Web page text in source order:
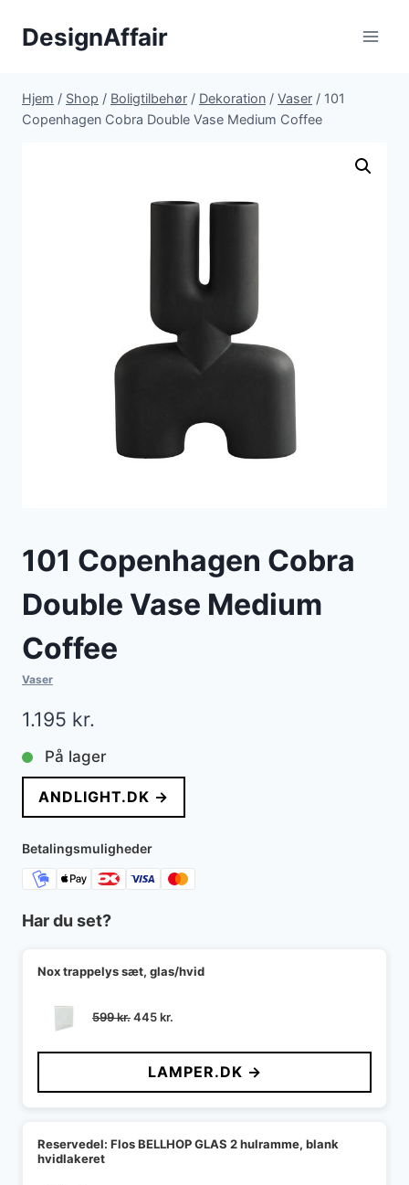
DesignAffair
Hjem / Shop / Boligtilbehør / Dekoration / Vaser / 101
Copenhagen Cobra Double Vase Medium Coffee
101 Copenhagen Cobra
Double Vase Medium
Coffee
Vaser
1.195 kr.
På lager
ANDLIGHT.DK →
Betalingsmuligheder
Har du set?
Nox trappelys sæt, glas/hvid
599kr.Den
pris
var:
599 kr..
445kr.
pris
er:
445 kr..
LAMPER.DK →
Reservedel: Flos BELLHOP GLAS 2 hulramme, blank
hvidlakeret